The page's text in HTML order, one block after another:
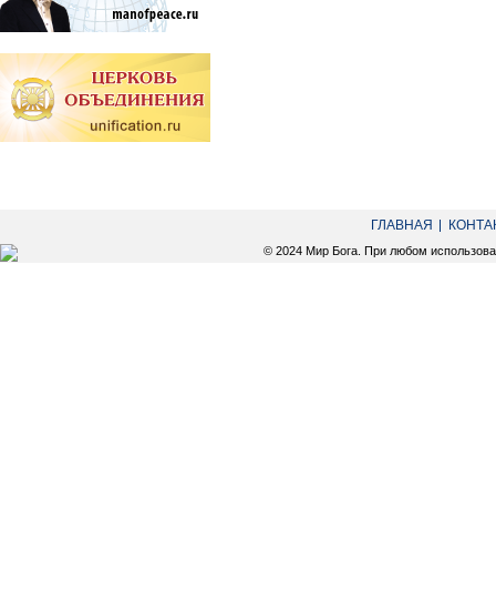
ГЛАВНАЯ
© 2024 Мир Бога. При любом